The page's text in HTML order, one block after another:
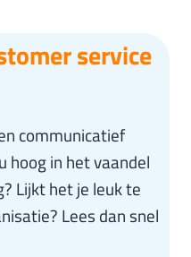
service
communicatief
hoog in het vaandel
Lijkt het je leuk te
Lees dan snel